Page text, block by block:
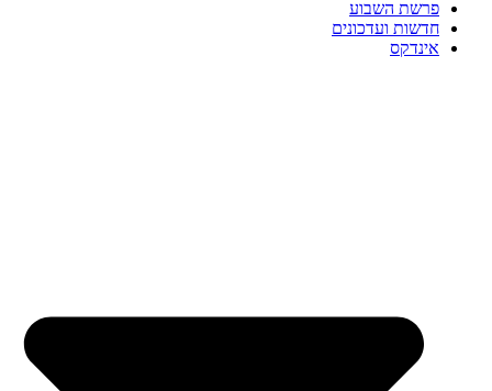
פרשת השבוע
חדשות ועדכונים
אינדקס